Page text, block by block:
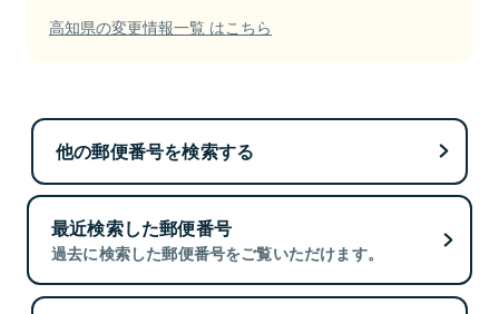
高知県の変更情報一覧 はこちら
他の郵便番号を検索する
最近検索した郵便番号
過去に検索した郵便番号をご覧いただけます。